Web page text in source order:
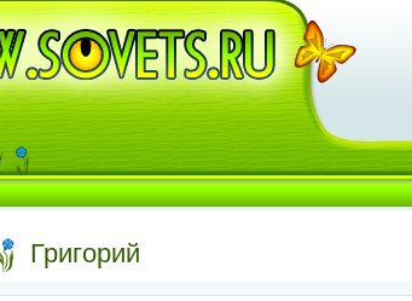
Григорий